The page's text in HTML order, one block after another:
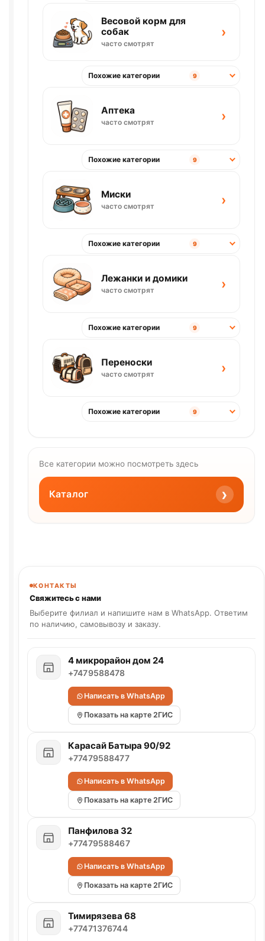
Весовой корм для
собак
часто смотрят
›
Похожие категории 9
Аптека
часто смотрят ›
Похожие категории 9
Миски
часто смотрят ›
Похожие категории 9
Лежанки и домики
часто смотрят ›
Похожие категории 9
Переноски
часто смотрят ›
Похожие категории 9
Все категории можно посмотреть здесь
Каталог ›
КОНТАКТЫ
Свяжитесь с нами
Выберите филиал и напишите нам в WhatsApp. Ответим
по наличию, самовывозу и заказу.
4 микрорайон дом 24
+7479588478
Написать в WhatsApp
Показать на карте 2ГИС
Карасай Батыра 90/92
+77479588477
Написать в WhatsApp
Показать на карте 2ГИС
Панфилова 32
+77479588467
Написать в WhatsApp
Показать на карте 2ГИС
Тимирязева 68
+77471376744